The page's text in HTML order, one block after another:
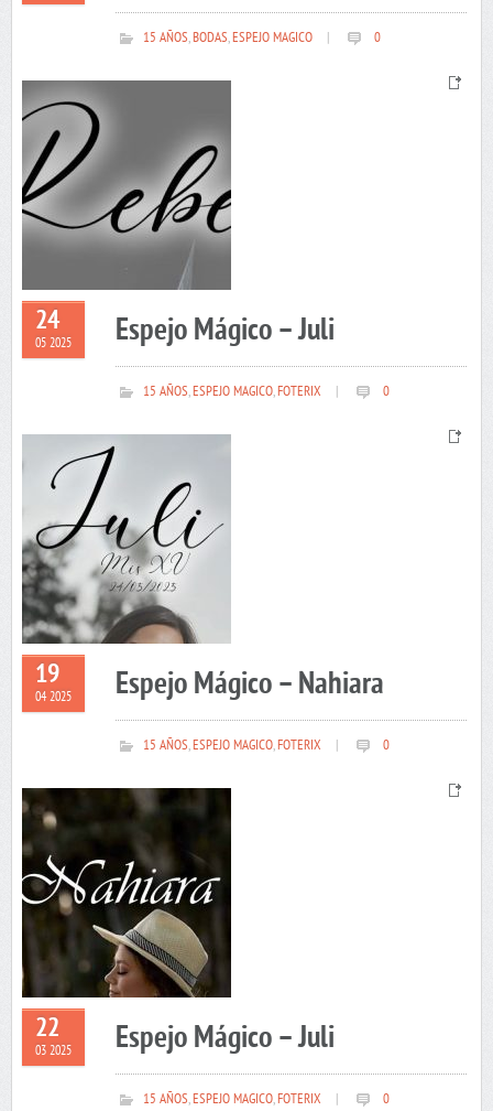
15 AÑOS,BODAS,ESPEJO MAGICO 0
24
05 2025 Espejo Mágico – Juli
15 AÑOS,ESPEJO MAGICO,FOTERIX 0
19
04 2025 Espejo Mágico – Nahiara
15 AÑOS,ESPEJO MAGICO,FOTERIX 0
22
03 2025 Espejo Mágico – Juli
15 AÑOS,ESPEJO MAGICO,FOTERIX 0